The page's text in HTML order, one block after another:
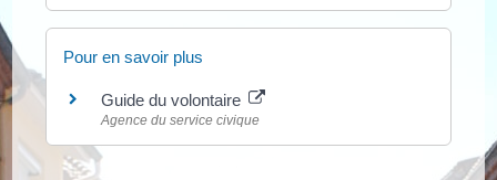
Pour en savoir plus
Guide du volontaire
Agence du service civique